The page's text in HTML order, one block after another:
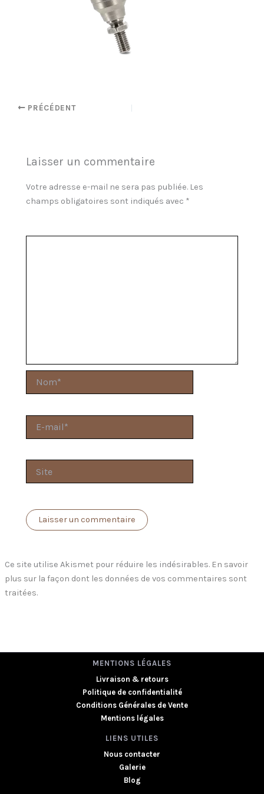
PRÉCÉDENT
Laisser un commentaire
Votre adresse e-mail ne sera pas publiée. Les
champs obligatoires sont indiqués avec *
mail*
Ce site utilise Akismet pour réduire les indésirables. En savoir
plus sur la façon dont les données de vos commentaires sont
traitées.
MENTIONS LÉGALES
Livraison & retours
Politique de confidentialité
Conditions Générales de Vente
Mentions légales
LIENS UTILES
Nous contacter
Galerie
Blog